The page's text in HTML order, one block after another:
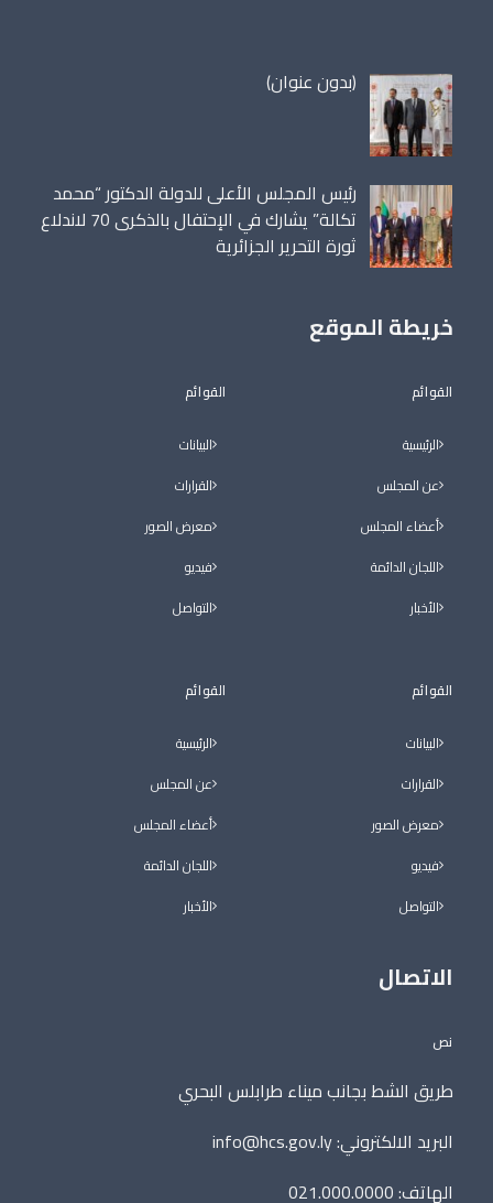
(بدون عنوان)مقالة
رئيس المجلس الأعلى للدولة الدكتور “محمد
تكالة” يشارك في الإحتفال بالذكرى 70 لاندلاع
ثورة التحرير الجزائرية
خريطة الموقع
القوائم
الرئيسية
عن المجلس
أعضاء المجلس
اللجان الدائمة
الأخبار
القوائم
البيانات
القرارات
معرض الصور
فيديو
التواصل
القوائم
البيانات
القرارات
معرض الصور
فيديو
التواصل
القوائم
الرئيسية
عن المجلس
أعضاء المجلس
اللجان الدائمة
الأخبار
الاتصال
نص
طريق الشط بجانب ميناء طرابلس البحري
البريد الالكتروني:info@hcs.gov.ly
الهاتف: 021.000.0000